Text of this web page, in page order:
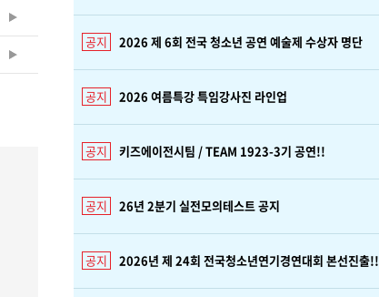
2026 제 6회 전국 청소년 공연 예술제 수상자 명단
2026 여름특강 특임강사진 라인업
키즈에이전시팀 / TEAM 1923-3기 공연!!
26년 2분기 실전모의테스트 공지
2026년 제 24회 전국청소년연기경연대회 본선진출!!